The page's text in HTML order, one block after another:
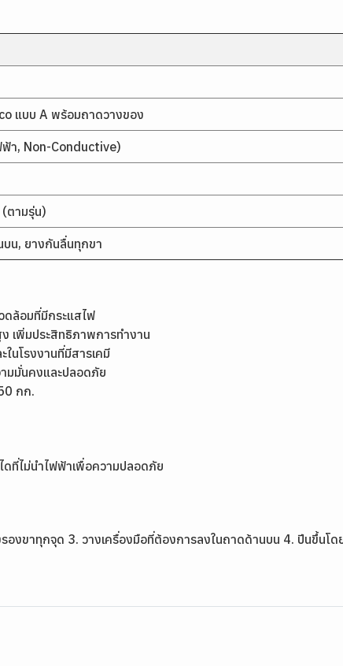
แบบ A พร้อมถาดวางของ
า, Non-Conductive)
ตามรุ่น)
บน, ยางกันลื่นทุกขา
ดล้อมที่มีกระแสไฟ
เพิ่มประสิทธิภาพการทำงาน
นโรงงานที่มีสารเคมี
มมั่นคงและปลอดภัย
กก.
ที่ไม่นำไฟฟ้าเพื่อความปลอดภัย
ขาทุกจุด 3. วางเครื่องมือที่ต้องการลงในถาดด้านบน 4. ปีนขึ้นโด